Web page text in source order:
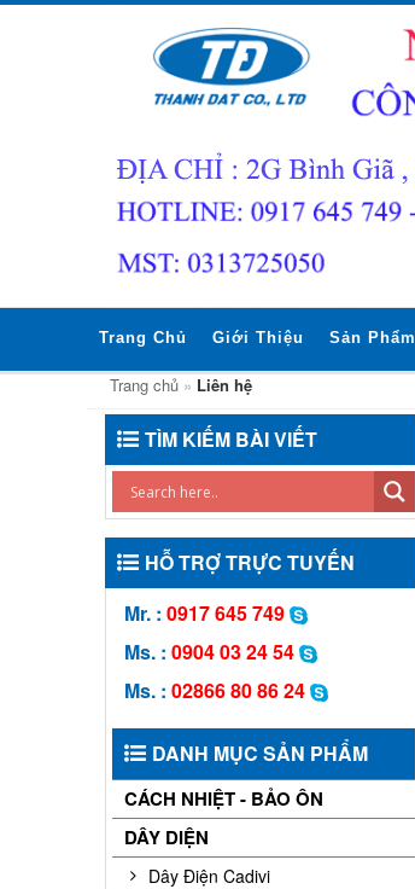
Trang Chủ Giới Thiệu Sản Phẩm
Trang chủ » Liên hệ
TÌM KIẾM BÀI VIẾT
HỖ TRỢ TRỰC TUYẾN
Mr. : 0917 645 749
Ms. : 0904 03 24 54
Ms. : 02866 80 86 24
DANH MỤC SẢN PHẨM
CÁCH NHIỆT - BẢO ÔN
DÂY DIỆN
Dây Điện Cadivi